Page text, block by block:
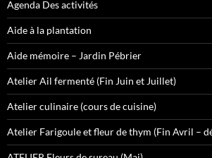
Agenda Des activités
Aide à la plantation
Aide mémoire – Jardin Pébrier
Atelier Ail fermenté (Fin Juin et Juillet)
Atelier culinaire (cours de cuisine)
Atelier Farigoule et fleur de thym (Fin Avril –